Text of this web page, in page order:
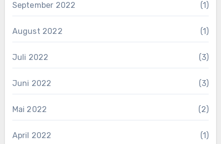
September 2022 (1)
August 2022 (1)
Juli 2022 (3)
Juni 2022 (3)
Mai 2022 (2)
April 2022 (1)